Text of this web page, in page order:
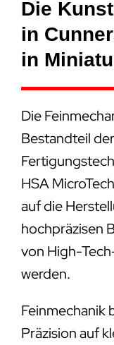
Die
in
in
Die
Bestandteil
HSA
auf die
hochpräzisen
von High-
werden.
Feinmechanik
Präzision auf